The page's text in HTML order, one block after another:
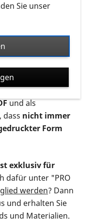
Infomaterial
um ausschließlich
oder Videos zu
werden in
zur
Variante
und als
dass nicht immer
Form
exklusiv für
dafür unter "PRO
werden? Dann
und erhalten Sie
und Materialien.
Sie unser